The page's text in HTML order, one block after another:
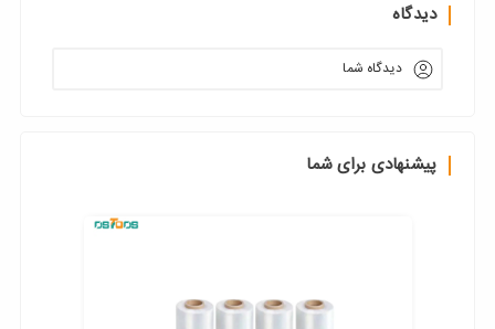
دیدگاه
دیدگاه شما
پیشنهادی برای شما